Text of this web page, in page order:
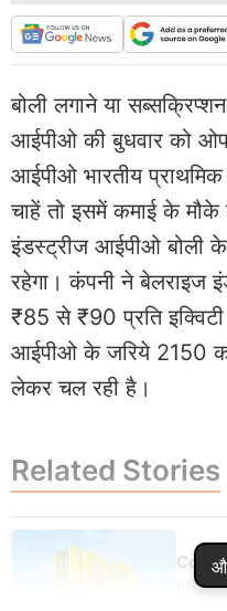
बोली लगाने या
आईपीओ की बुधवार को
आईपीओ भारतीय
चाहें तो इसमें कमाई के
इंडस्ट्रीज आईपीओ बोली
रहेगा। कंपनी ने बेलराइज
₹85 से ₹90 प्रति
आईपीओ के जरिये 2150
लेकर चल रही है।
Related Stories
Coal
IPO,